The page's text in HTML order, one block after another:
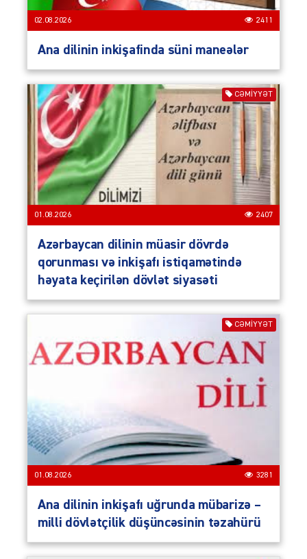
02.08.2026 2411
Ana dilinin inkişafinda süni maneələr
CƏMIYYƏT
01.08.2026 2407
Azərbaycan dilinin müasir dövrdə
qorunması və inkişafı istiqamətində
həyata keçirilən dövlət siyasəti
CƏMIYYƏT
01.08.2026 3281
Ana dilinin inkişafı uğrunda mübarizə –
milli dövlətçilik düşüncəsinin təzahürü